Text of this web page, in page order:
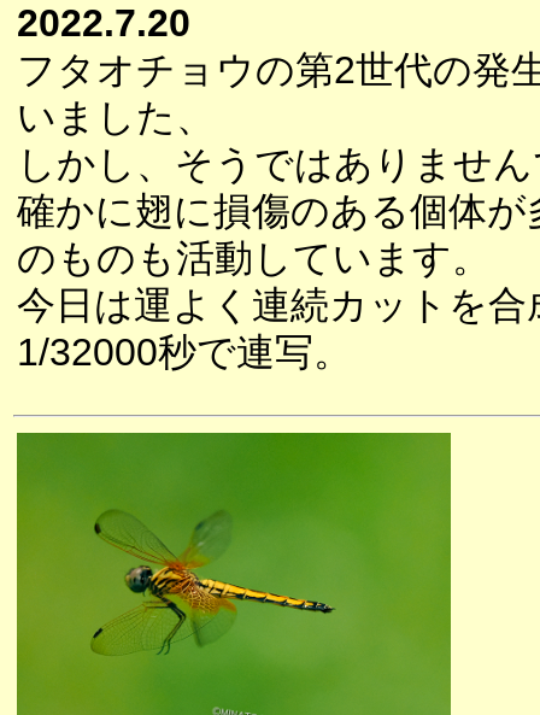
2022.7.20
フタオチョウの第2世代の発
いました、
しかし、そうではありませ
確かに翅に損傷のある個体
のものも活動しています。
今日は運よく連続カットを
1/32000秒で連写。